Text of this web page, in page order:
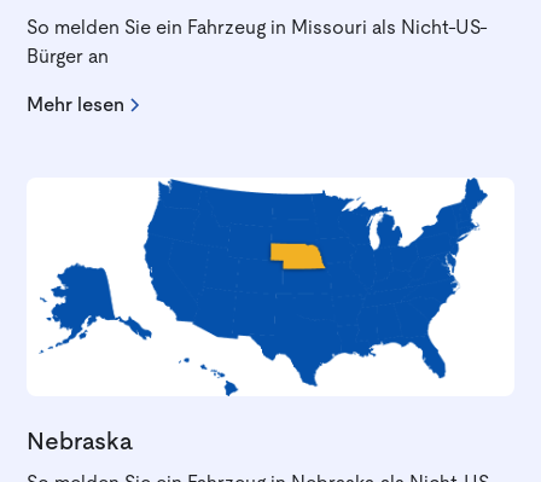
So melden Sie ein Fahrzeug in Missouri als Nicht-US-
Bürger an
Mehr lesen
Nebraska